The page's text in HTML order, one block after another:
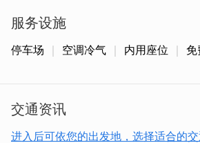
糕等丰富下午茶及多样饮品选择。
适合 ❥❥ 商业包场 ❥❥ 朋友聚会
服务设施
停车场 空调冷气 内用座位 免
交通资讯
进入后可依您的出发地，选择适合的